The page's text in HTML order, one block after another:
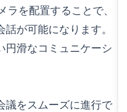
を配置することで、
が可能になります。
円滑なコミュニケーシ
議をスムーズに進行で